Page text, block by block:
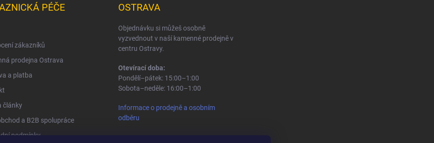
PÉČE
zákazníků
prodejna Ostrava
a platba
články
a B2B spolupráce
podmínky
OSTRAVA
Objednávku si můžeš osobně
vyzvednout v naší kamenné prodejně v
centru Ostravy.
Otevírací doba:
Pondělí–pátek: 15:00–1:00
Sobota–neděle: 16:00–1:00
Informace o prodejně a osobním
odběru